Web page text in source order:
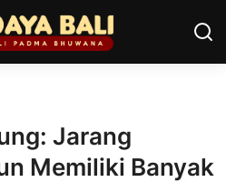
Jarang
Memiliki Banyak